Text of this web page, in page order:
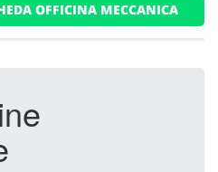
OFFICINA MECCANICA